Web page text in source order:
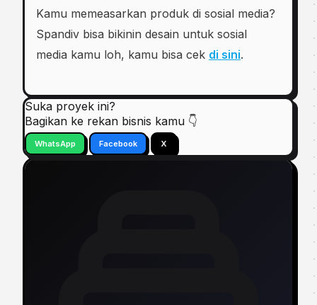
Kamu memeasarkan produk di sosial media?
Spandiv bisa bikinin desain untuk sosial
media kamu loh, kamu bisa cek di sini.
Suka proyek ini?
Bagikan ke rekan bisnis kamu 👇
WhatsApp Facebook X